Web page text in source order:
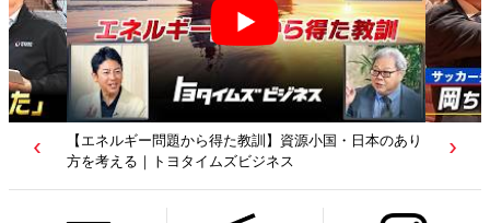
【エネルギー問題から得た教訓】資源小国・日本のあり
方を考える｜トヨタイムズビジネス